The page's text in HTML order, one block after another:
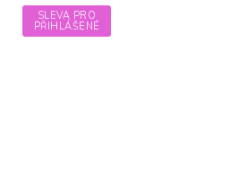
SLEVA PRO
PŘIHLÁŠENÉ